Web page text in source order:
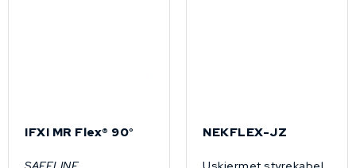
IFXI MR Flex® 90° NEKFLEX-JZ